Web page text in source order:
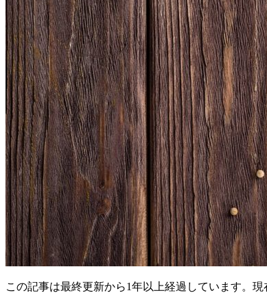
この記事は最終更新から1年以上経過しています。